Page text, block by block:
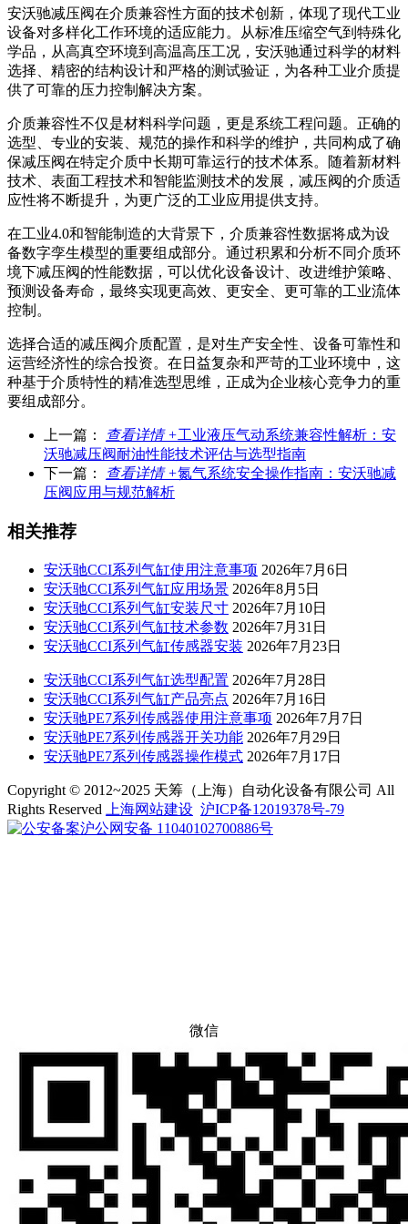
安沃驰减压阀在介质兼容性方面的技术创新，体现了现代工业
设备对多样化工作环境的适应能力。从标准压缩空气到特殊化
学品，从高真空环境到高温高压工况，安沃驰通过科学的材料
选择、精密的结构设计和严格的测试验证，为各种工业介质提
供了可靠的压力控制解决方案。
介质兼容性不仅是材料科学问题，更是系统工程问题。正确的
选型、专业的安装、规范的操作和科学的维护，共同构成了确
保减压阀在特定介质中长期可靠运行的技术体系。随着新材料
技术、表面工程技术和智能监测技术的发展，减压阀的介质适
应性将不断提升，为更广泛的工业应用提供支持。
在工业4.0和智能制造的大背景下，介质兼容性数据将成为设
备数字孪生模型的重要组成部分。通过积累和分析不同介质环
境下减压阀的性能数据，可以优化设备设计、改进维护策略、
预测设备寿命，最终实现更高效、更安全、更可靠的工业流体
控制。
选择合适的减压阀介质配置，是对生产安全性、设备可靠性和
运营经济性的综合投资。在日益复杂和严苛的工业环境中，这
种基于介质特性的精准选型思维，正成为企业核心竞争力的重
要组成部分。
上一篇： 查看详情 +工业液压气动系统兼容性解析：安
沃驰减压阀耐油性能技术评估与选型指南
下一篇：
查看详情 +氮气系统安全操作指南：安沃驰减
压阀应用与规范解析
相关推荐
安沃驰CCI系列气缸使用注意事项 2026年7月6日
安沃驰CCI系列气缸应用场景 2026年8月5日
安沃驰CCI系列气缸安装尺寸 2026年7月10日
安沃驰CCI系列气缸技术参数 2026年7月31日
安沃驰CCI系列气缸传感器安装 2026年7月23日
安沃驰CCI系列气缸选型配置 2026年7月28日
安沃驰CCI系列气缸产品亮点 2026年7月16日
安沃驰PE7系列传感器使用注意事项 2026年7月7日
安沃驰PE7系列传感器开关功能 2026年7月29日
安沃驰PE7系列传感器操作模式 2026年7月17日
Copyright © 2012~2025 天筹（上海）自动化设备有限公司 All
Rights Reserved
上海网站建设 沪ICP备12019378号-79
沪公网安备 11040102700886号
微信